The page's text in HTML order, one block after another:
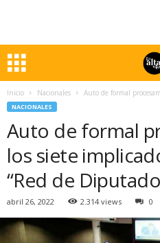
Inicio Nacionales Auto de formal
NACIONALES
Auto de formal
los siete
“Red de
abril 26, 2022 2.314 views 0